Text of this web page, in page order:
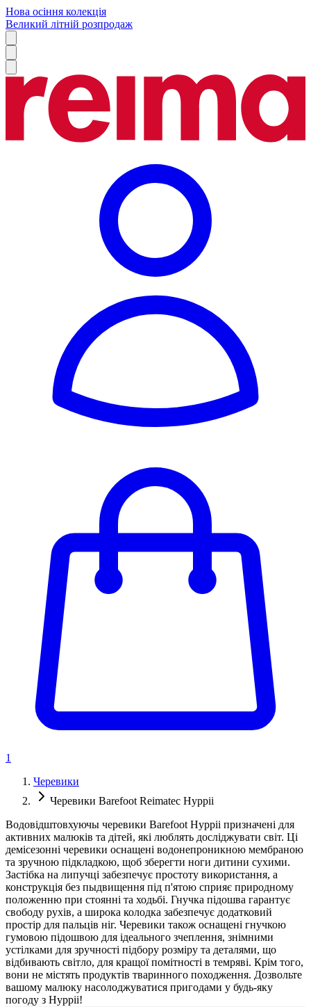
Нова осіння колекція
Великий літній розпродаж
1
Черевики
Черевики Barefoot Reimatec Hyppii
Водовідштовхуючы черевики Barefoot Hyppii призначені для
активних малюків та дітей, які люблять досліджувати світ. Ці
демісезонні черевики оснащені водонепроникною мембраною
та зручною підкладкою, щоб зберегти ноги дитини сухими.
Застібка на липучці забезпечує простоту використання, а
конструкція без пыдвищення під п'ятою сприяє природному
положенню при стоянні та ходьбі. Гнучка підошва гарантує
свободу рухів, а широка колодка забезпечує додатковий
простір для пальців ніг. Черевики також оснащені гнучкою
гумовою підошвою для ідеального зчеплення, знімними
устілками для зручності підбору розміру та деталями, що
відбивають світло, для кращої помітності в темряві. Крім того,
вони не містять продуктів тваринного походження. Дозвольте
вашому малюку насолоджуватися пригодами у будь-яку
погоду з Hyppii!